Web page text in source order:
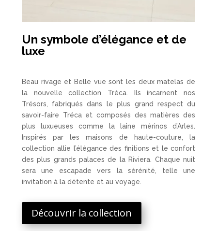
Un symbole d’élégance et de
luxe
Beau rivage et Belle vue sont les deux matelas de
la nouvelle collection Tréca. Ils incarnent nos
Trésors, fabriqués dans le plus grand respect du
savoir-faire Tréca et composés des matières des
plus luxueuses comme la laine mérinos d’Arles.
Inspirés par les maisons de haute-couture, la
collection allie l’élégance des finitions et le confort
des plus grands palaces de la Riviera. Chaque nuit
sera une escapade vers la sérénité, telle une
invitation à la détente et au voyage.
Découvrir la collection